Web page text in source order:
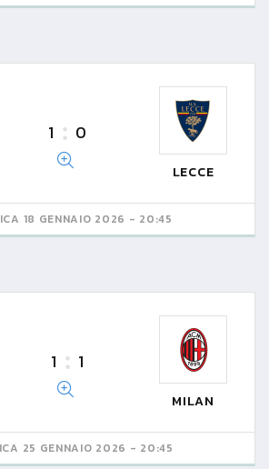
1 0
LECCE
18 GENNAIO 2026 - 20:45
1 1
MILAN
25 GENNAIO 2026 - 20:45